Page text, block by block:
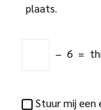
plaats.
− 6 =
Stuur mij een